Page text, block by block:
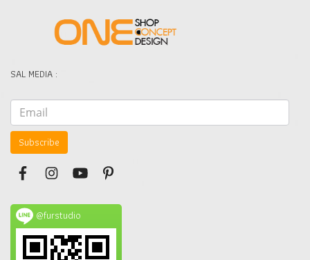
SAL MEDIA :
Subscribe
@furstudio